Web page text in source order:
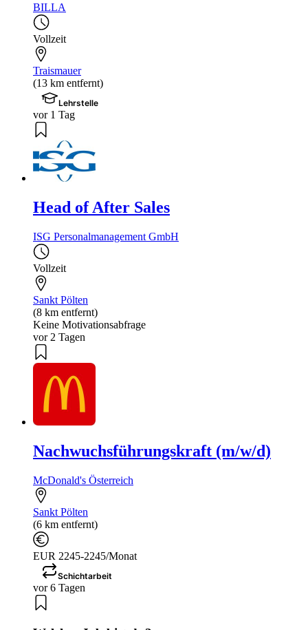
BILLA
Vollzeit
Traismauer
(13 km entfernt)
Lehrstelle
vor 1 Tag
Head of After Sales
ISG Personalmanagement GmbH
Vollzeit
Sankt Pölten
(8 km entfernt)
Keine Motivationsabfrage
vor 2 Tagen
Nachwuchsführungskraft (m/w/d)
McDonald's Österreich
Sankt Pölten
(6 km entfernt)
EUR 2245-2245/Monat
Schichtarbeit
vor 6 Tagen